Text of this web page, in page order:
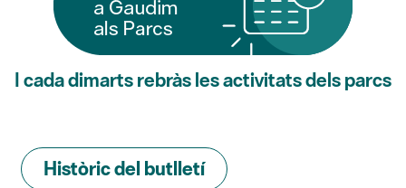
I cada dimarts rebràs les activitats dels parcs
Històric del butlletí